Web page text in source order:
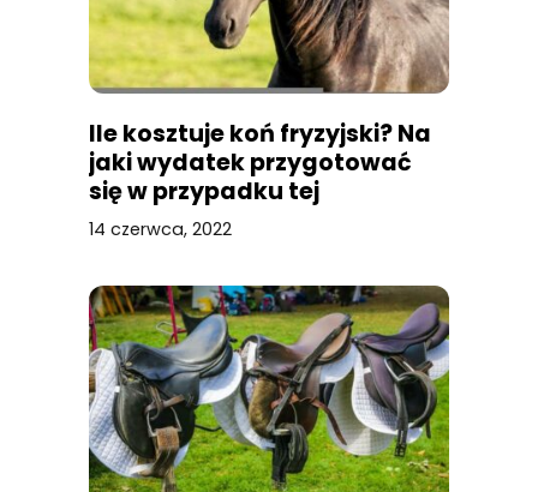
Ile kosztuje koń fryzyjski? Na
jaki wydatek przygotować
się w przypadku tej
szlachetnej rasy?
14 czerwca, 2022